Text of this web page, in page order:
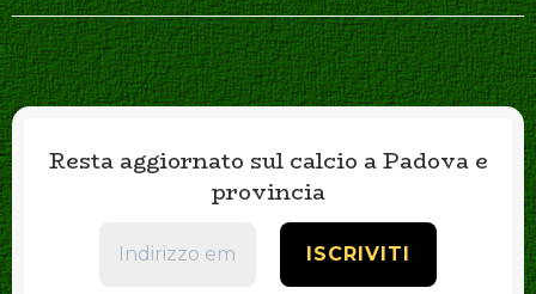
Resta aggiornato sul calcio a Padova e
provincia